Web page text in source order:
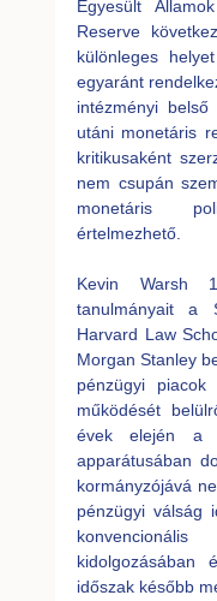
Egyesült
Reserve
különleges
egyaránt
intézményi
utáni monetáris
kritikusaként
nem csupán
monetáris
értelmezhető.
Kevin Warsh
tanulmányait a
Harvard Law
Morgan Stanley
pénzügyi
működését
évek elején a
apparátusában
kormányzójává
pénzügyi válság
kidolgozásában
időszak később